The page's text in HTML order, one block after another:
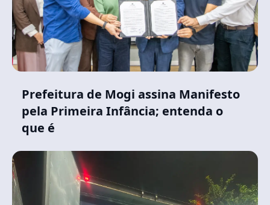
Prefeitura de Mogi assina Manifesto
pela Primeira Infância; entenda o
que é